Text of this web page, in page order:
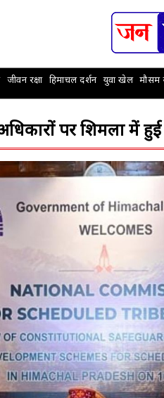
जीवन रक्षा हिमाचल दर्शन युवा खेल मौसम
पर शिमला में हुई